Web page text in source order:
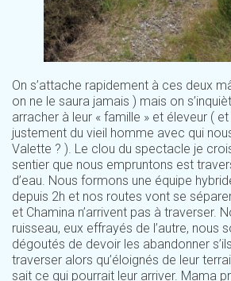
On s’attache rapidement à ces deux
on ne le saura jamais ) mais on
arracher à leur « famille » et éleveur ( et
justement du vieil homme avec qui
Valette ? ). Le clou du spectacle je
sentier que nous empruntons est
d’eau. Nous formons une équipe
depuis 2h et nos routes vont se
et Chamina n’arrivent pas à traverser.
ruisseau, eux effrayés de l’autre, nous
dégoutés de devoir les abandonner
traverser alors qu’éloignés de leur
sait ce qui pourrait leur arriver. Mama